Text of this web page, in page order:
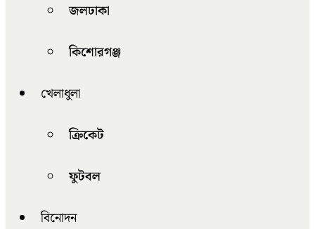
জলঢাকা
কিশোরগঞ্জ
খেলাধুলা
ক্রিকেট
ফুটবল
বিনোদন